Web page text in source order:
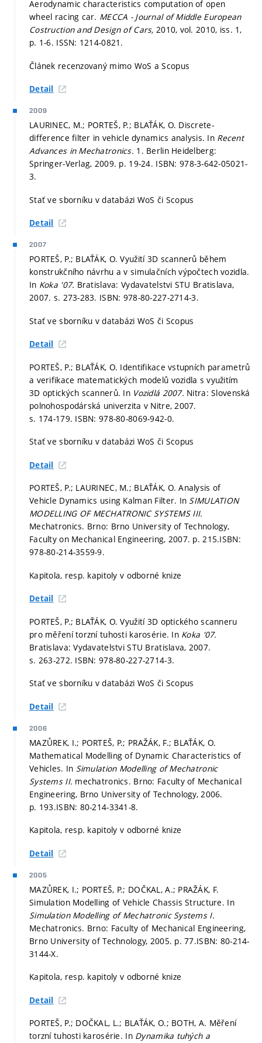
Aerodynamic characteristics computation of open
wheel racing car. MECCA - Journal of Middle European
Costruction and Design of Cars, 2010, vol. 2010, iss. 1,
p. 1-6. ISSN: 1214-0821.
Článek recenzovaný mimo WoS a Scopus
Detail
2009
LAURINEC, M.; PORTEŠ, P.; BLAŤÁK, O. Discrete-
difference filter in vehicle dynamics analysis. In Recent
Advances in Mechatronics. 1. Berlin Heidelberg:
Springer-Verlag, 2009. p. 19-24. ISBN: 978-3-642-05021-
3.
Stať ve sborníku v databázi WoS či Scopus
Detail
2007
PORTEŠ, P.; BLAŤÁK, O. Využití 3D scannerů během
konstrukčního návrhu a v simulačních výpočtech vozidla.
In Koka '07. Bratislava: Vydavatelstvi STU Bratislava,
2007. s. 273-283. ISBN: 978-80-227-2714-3.
Stať ve sborníku v databázi WoS či Scopus
Detail
PORTEŠ, P.; BLAŤÁK, O. Identifikace vstupních parametrů
a verifikace matematických modelů vozidla s využitím
3D optických scannerů. In Vozidlá 2007. Nitra: Slovenská
polnohospodárská univerzita v Nitre, 2007.
s. 174-179. ISBN: 978-80-8069-942-0.
Stať ve sborníku v databázi WoS či Scopus
Detail
PORTEŠ, P.; LAURINEC, M.; BLAŤÁK, O. Analysis of
Vehicle Dynamics using Kalman Filter. In SIMULATION
MODELLING OF MECHATRONIC SYSTEMS III.
Mechatronics. Brno: Brno University of Technology,
Faculty on Mechanical Engineering, 2007. p. 215.ISBN:
978-80-214-3559-9.
Kapitola, resp. kapitoly v odborné knize
Detail
PORTEŠ, P.; BLAŤÁK, O. Využití 3D optického scanneru
pro měření torzní tuhosti karosérie. In Koka '07.
Bratislava: Vydavatelstvi STU Bratislava, 2007.
s. 263-272. ISBN: 978-80-227-2714-3.
Stať ve sborníku v databázi WoS či Scopus
Detail
2006
MAZŮREK, I.; PORTEŠ, P.; PRAŽÁK, F.; BLAŤÁK, O.
Mathematical Modelling of Dynamic Characteristics of
Vehicles. In Simulation Modelling of Mechatronic
Systems II. mechatronics. Brno: Faculty of Mechanical
Engineering, Brno University of Technology, 2006.
p. 193.ISBN: 80-214-3341-8.
Kapitola, resp. kapitoly v odborné knize
Detail
2005
MAZŮREK, I.; PORTEŠ, P.; DOČKAL, A.; PRAŽÁK, F.
Simulation Modelling of Vehicle Chassis Structure. In
Simulation Modelling of Mechatronic Systems I.
Mechatronics. Brno: Faculty of Mechanical Engineering,
Brno University of Technology, 2005. p. 77.ISBN: 80-214-
3144-X.
Kapitola, resp. kapitoly v odborné knize
Detail
PORTEŠ, P.; DOČKAL, L.; BLAŤÁK, O.; BOTH, A. Měření
torzní tuhosti karosérie. In Dynamika tuhých a